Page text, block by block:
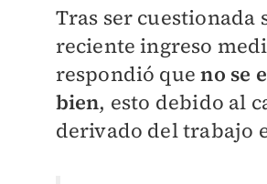
Tras ser cuestionada
reciente ingreso
respondió queno se
bien, esto debido al
derivado del trabajo